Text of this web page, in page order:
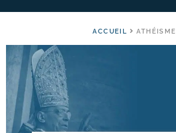
ACCUEIL ATHÉISME